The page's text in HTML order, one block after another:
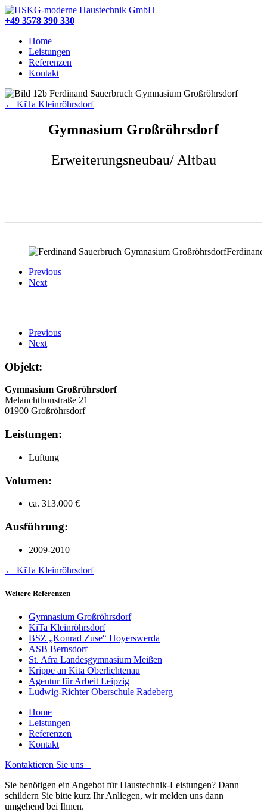
Heizung
schönes
+49 3578 390 330
Home
Leistungen
Referenzen
Kontakt
← KiTa Kleinröhrsdorf
Gymnasium Großröhrsdorf
Erweiterungsneubau/ Altbau
Previous
Next
Previous
Next
Objekt:
Gymnasium Großröhrsdorf
Melanchthonstraße 21
01900 Großröhrsdorf
Leistungen:
Lüftung
Volumen:
ca. 313.000 €
Ausführung:
2009-2010
← KiTa Kleinröhrsdorf
Weitere Referenzen
Gymnasium Großröhrsdorf
KiTa Kleinröhrsdorf
BSZ „Konrad Zuse“ Hoyerswerda
ASB Bernsdorf
St. Afra Landesgymnasium Meißen
Krippe an Kita Oberlichtenau
Agentur für Arbeit Leipzig
Ludwig-Richter Oberschule Radeberg
Home
Leistungen
Referenzen
Kontakt
Kontaktieren Sie uns
Sie benötigen ein Angebot für Haustechnik-Leistungen? Dann
schildern Sie bitte kurz Ihr Anliegen, wir melden uns dann
umgehend bei Ihnen.